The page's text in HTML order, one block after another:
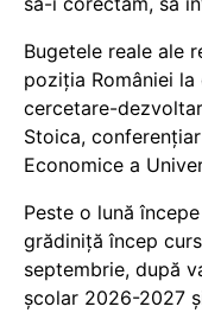
Bugetele reale ale
poziția României
cercetare-
Stoica,
Economice a
Peste o lună
grădiniță încep
septembrie, după
școlar 2026-2027